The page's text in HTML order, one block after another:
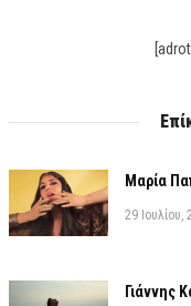
Μαρία
29 Ιουλίου,
Γιάννης